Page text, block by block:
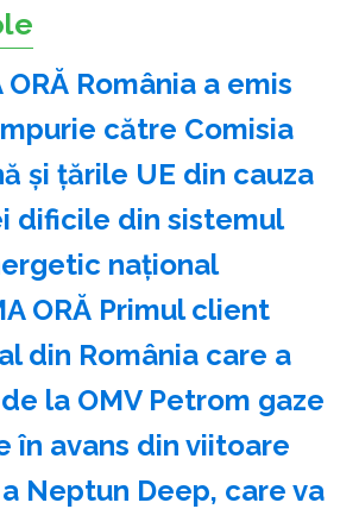
ORĂ România a emis
către Comisia
și țările UE din cauza
dificile din sistemul
național
ORĂ Primul client
din România care a
la OMV Petrom gaze
în avans din viitoare
Neptun Deep, care va